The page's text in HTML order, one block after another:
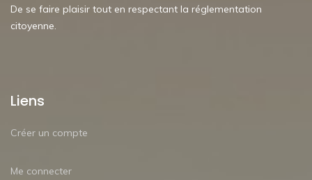
De se faire plaisir tout en respectant la réglementation
citoyenne.
Liens
Créer un compte
Me connecter